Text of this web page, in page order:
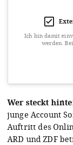
Ich bin damit
werden.
Wer steckt
junge Account
Auftritt des
ARD und ZDF